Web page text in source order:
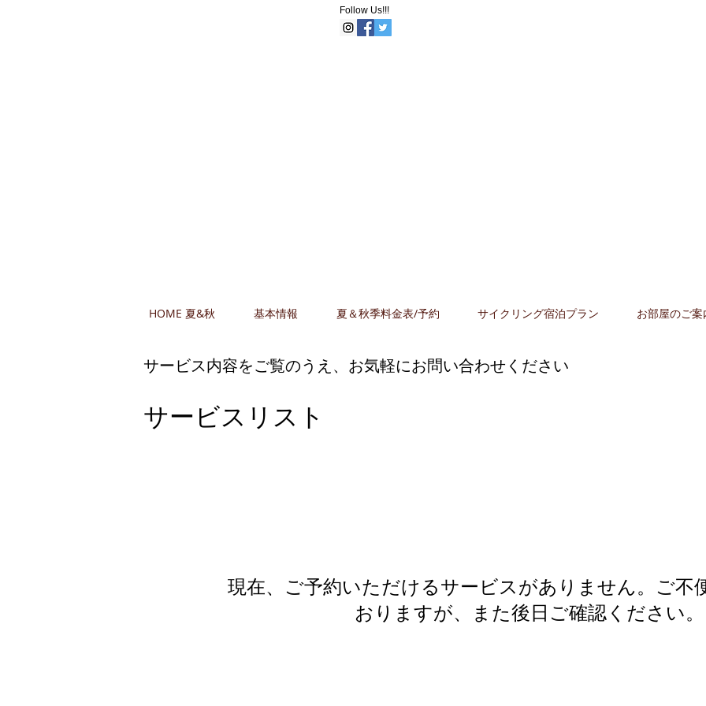
Follow Us!!!
HOME 夏&秋 基本情報 夏＆秋季料金表/予約 サイクリング宿泊プラン お部屋のご案
サービス内容をご覧のうえ、お気軽にお問い合わせください
サービスリスト
現在、ご予約いただけるサービスがありません。ご不
おりますが、また後日ご確認ください。